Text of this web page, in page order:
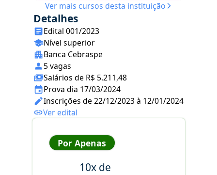
Ver mais cursos desta instituição
Detalhes
Edital 001/2023
Nível superior
Banca Cebraspe
5 vagas
Salários de R$ 5.211,48
Prova dia 17/03/2024
Inscrições de 22/12/2023 à 12/01/2024
Ver edital
Por Apenas
10x de